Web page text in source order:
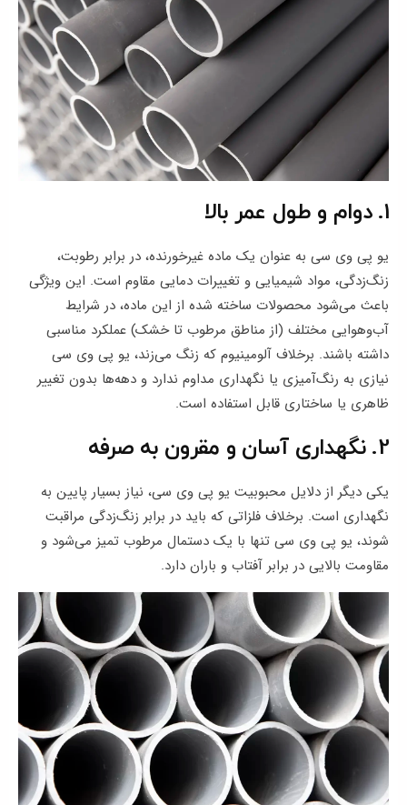
1. دوام و طول عمر بالا
یو پی وی سی به عنوان یک ماده غیرخورنده، در برابر رطوبت،
زنگ‌زدگی، مواد شیمیایی و تغییرات دمایی مقاوم است. این ویژگی
باعث می‌شود محصولات ساخته‌ شده از این ماده، در شرایط
آب‌وهوایی مختلف (از مناطق مرطوب تا خشک) عملکرد مناسبی
داشته باشند. برخلاف آلومینیوم که زنگ می‌زند، یو پی وی سی
نیازی به رنگ‌آمیزی یا نگهداری مداوم ندارد و دهه‌ها بدون تغییر
ظاهری یا ساختاری قابل استفاده است.
2. نگهداری آسان و مقرون‌ به‌ صرفه
یکی دیگر از دلایل محبوبیت یو پی وی سی، نیاز بسیار پایین به
نگهداری است. برخلاف فلزاتی که باید در برابر زنگ‌زدگی مراقبت
شوند، یو پی وی سی تنها با یک دستمال مرطوب تمیز می‌شود و
مقاومت بالایی در برابر آفتاب و باران دارد.